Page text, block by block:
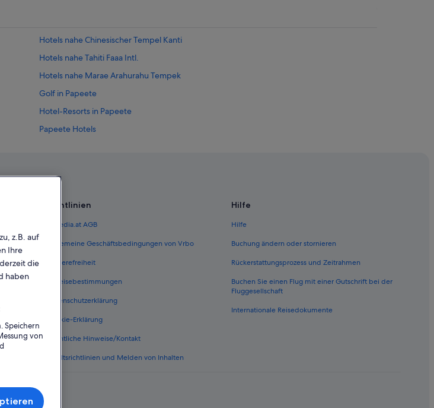
Hotels nahe Chinesischer Tempel Kanti
Hotels nahe Tahiti Faaa Intl.
Hotels nahe Marae Arahurahu Tempek
Golf in Papeete
Hotel-Resorts in Papeete
Papeete Hotels
Richtlinien
Expedia.at AGB
Allgemeine Geschäftsbedingungen von Vrbo
Barrierefreiheit
Einreisebestimmungen
Datenschutzerklärung
Cookie-Erklärung
Rechtliche Hinweise/Kontakt
Inhaltsrichtlinien und Melden von Inhalten
Hilfe
Hilfe
Buchung ändern oder stornieren
Rückerstattungsprozess und Zeitrahmen
Buchen Sie einen Flug mit einer Gutschrift bei der
Fluggesellschaft
Internationale Reisedokumente
z.B. auf
Ihre
die
haben
Speichern
von